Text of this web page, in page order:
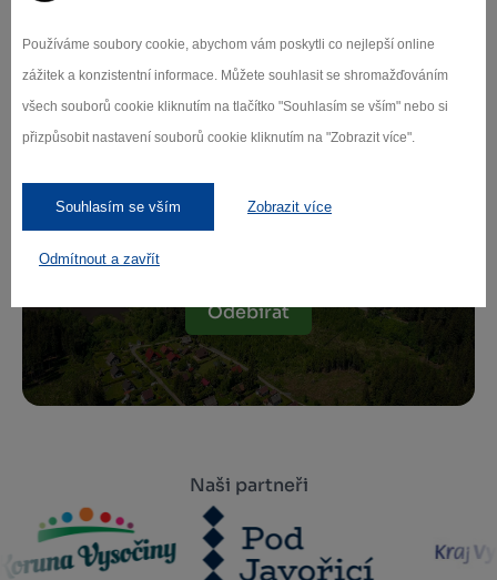
Používáme soubory cookie, abychom vám poskytli co nejlepší online
zážitek a konzistentní informace. Můžete souhlasit se shromažďováním
všech souborů cookie kliknutím na tlačítko "Souhlasím se vším" nebo si
přizpůsobit nastavení souborů cookie kliknutím na "Zobrazit více".
Souhlasím se vším Zobrazit více
Odmítnout a zavřít
Zamilujte si Vysočinu
Přihlaste se k odběru našeho newsletteru
Odebírat
Naši partneři